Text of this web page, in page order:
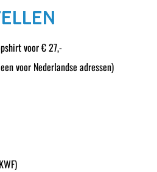
voor € 27,-
voor Nederlandse adressen)